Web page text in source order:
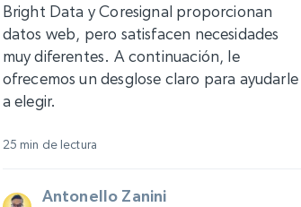
Bright Data y Coresignal proporcionan
datos web, pero satisfacen necesidades
muy diferentes. A continuación, le
ofrecemos un desglose claro para ayudarle
a elegir.
25 min de lectura
Antonello Zanini